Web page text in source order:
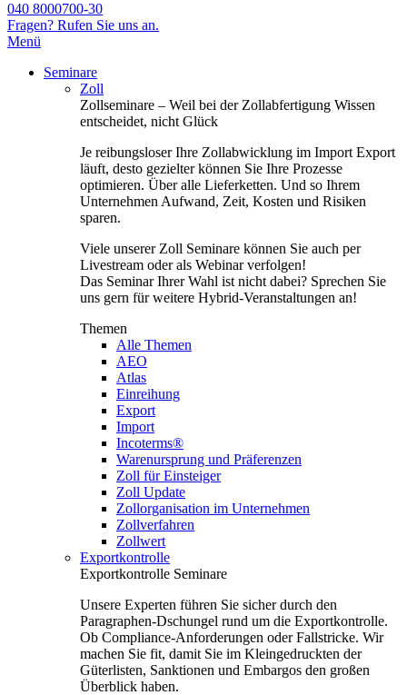
040 8000700-30
Fragen? Rufen Sie uns an.
Menü
Seminare
Zoll
Zollseminare – Weil bei der Zollabfertigung Wissen
entscheidet, nicht Glück
Je reibungsloser Ihre Zollabwicklung im Import Export
läuft, desto gezielter können Sie Ihre Prozesse
optimieren. Über alle Lieferketten. Und so Ihrem
Unternehmen Aufwand, Zeit, Kosten und Risiken
sparen.
Viele unserer Zoll Seminare können Sie auch per
Livestream oder als Webinar verfolgen!
Das Seminar Ihrer Wahl ist nicht dabei? Sprechen Sie
uns gern für weitere Hybrid-Veranstaltungen an!
Themen
Alle Themen
AEO
Atlas
Einreihung
Export
Import
Incoterms®
Warenursprung und Präferenzen
Zoll für Einsteiger
Zoll Update
Zollorganisation im Unternehmen
Zollverfahren
Zollwert
Exportkontrolle
Exportkontrolle Seminare
Unsere Experten führen Sie sicher durch den
Paragraphen-Dschungel rund um die Exportkontrolle.
Ob Compliance-Anforderungen oder Fallstricke. Wir
machen Sie fit, damit Sie im Kleingedruckten der
Güterlisten, Sanktionen und Embargos den großen
Überblick haben.